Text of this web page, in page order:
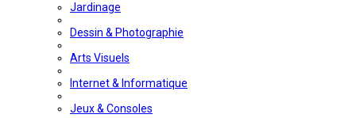
Jardinage
Dessin & Photographie
Arts Visuels
Internet & Informatique
Jeux & Consoles